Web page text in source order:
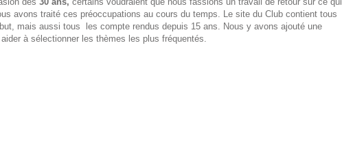
avons traité ces préoccupations au cours du temps. Le site du Club contient tous
mais aussi tous les compte rendus depuis 15 ans. Nous y avons ajouté une
à sélectionner les thèmes les plus fréquentés.